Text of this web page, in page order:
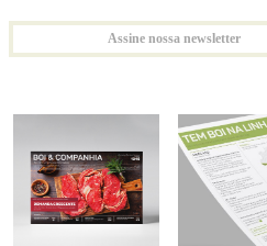
Assine nossa newsletter